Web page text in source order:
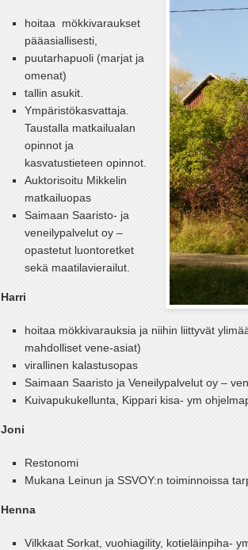
hoitaa mökkivaraukset
pääasiallisesti,
puutarhapuoli (marjat ja
omenat)
tallin asukit.
Ympäristökasvattaja.
Taustalla matkailualan
opinnot ja
kasvatustieteen opinnot.
Auktorisoitu Mikkelin
matkailuopas
Saimaan Saaristo- ja
veneilypalvelut oy –
opastetut luontoretket
sekä maatilavierailut.
Harri
hoitaa mökkivarauksia ja niihin liittyvät
mahdolliset vene-asiat)
virallinen kalastusopas
Saimaan Saaristo ja Veneilypalvelut oy –
Kuivapukukellunta, Kippari kisa- ym
Joni
Restonomi
Mukana Leinun ja SSVOY:n toiminnoissa
Henna
Vilkkaat Sorkat, vuohiagility, kotieläinpiha-